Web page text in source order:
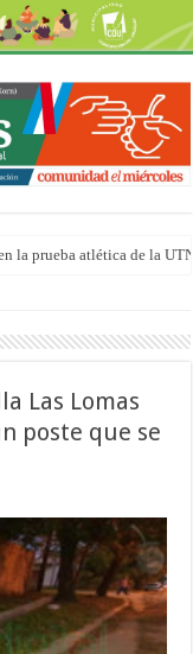
la prueba atlética de la
Sampayo
Las Lomas
poste que se